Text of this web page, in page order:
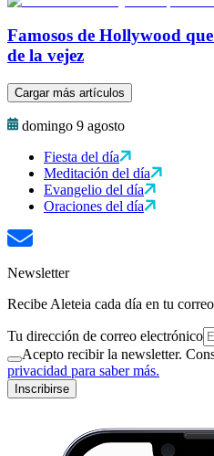
Famosos de Hollywood
de la vejez
Cargar más artículos
domingo 9 agosto
Fiesta del día
Meditación del día
Evangelio del día
Oraciones del día
Newsletter
Recibe Aleteia cada día en tu
Tu dirección de correo electrónico
Acepto recibir la newsletter.
privacidad para saber más.
Inscribirse